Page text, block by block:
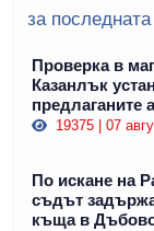
за
Проверка в
Казанлък
предлаганите
19375 | 07
По искане на
съдът
къща в